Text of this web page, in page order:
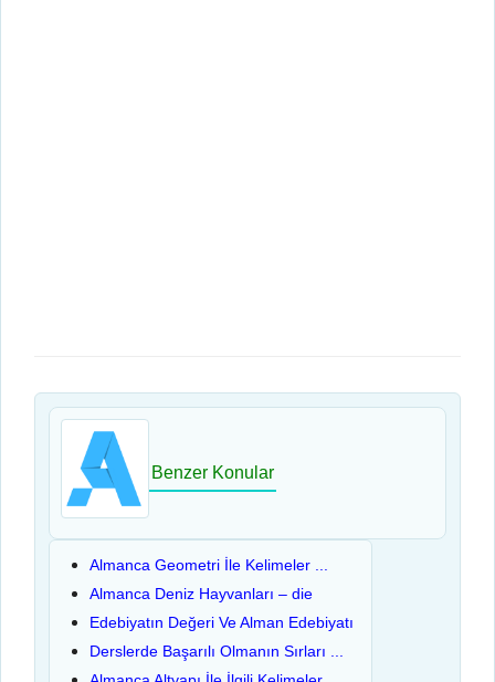
Benzer Konular
Almanca Geometri İle Kelimeler ...
Almanca Deniz Hayvanları – die
Edebiyatın Değeri Ve Alman Edebiyatı
Derslerde Başarılı Olmanın Sırları ...